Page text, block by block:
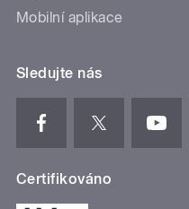
Mobilní aplikace
Sledujte nás
Certifikováno